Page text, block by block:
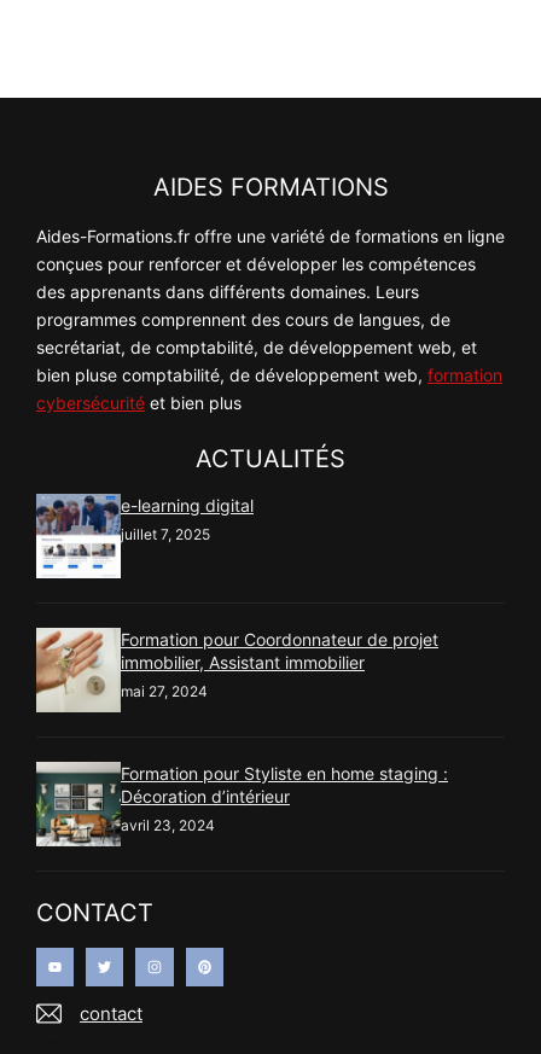
AIDES FORMATIONS
Aides-Formations.fr offre une variété de formations en ligne
conçues pour renforcer et développer les compétences
des apprenants dans différents domaines. Leurs
programmes comprennent des cours de langues, de
secrétariat, de comptabilité, de développement web, et
bien pluse comptabilité, de développement web, formation
cybersécurité et bien plus
ACTUALITÉS
e-learning digital
juillet 7, 2025
Formation pour Coordonnateur de projet
immobilier, Assistant immobilier
mai 27, 2024
Formation pour Styliste en home staging :
Décoration d’intérieur
avril 23, 2024
CONTACT
contact